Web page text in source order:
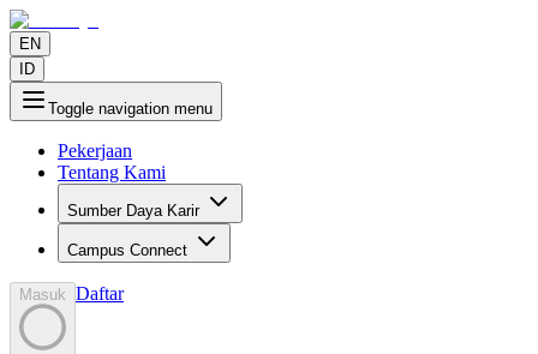
EN
ID
Toggle navigation menu
Pekerjaan
Tentang Kami
Sumber Daya Karir
Campus Connect
Masuk Daftar